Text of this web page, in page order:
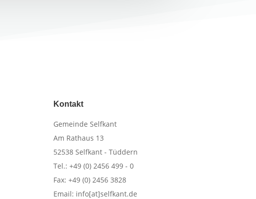
Kontakt
​Gemeinde Selfkant
Am Rathaus 13
52538 Selfkant - Tüddern
Tel.: +49 (0) 2456 499 - 0
Fax: +49 (0) 2456 3828
Email: info[at]selfkant.de